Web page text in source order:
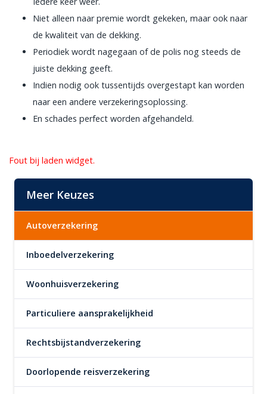
Niet alleen naar premie wordt gekeken, maar ook naar
de kwaliteit van de dekking.
Periodiek wordt nagegaan of de polis nog steeds de
juiste dekking geeft.
Indien nodig ook tussentijds overgestapt kan worden
naar een andere verzekeringsoplossing.
En schades perfect worden afgehandeld.
Fout bij laden widget.
Meer Keuzes
Autoverzekering
Inboedelverzekering
Woonhuisverzekering
Particuliere aansprakelijkheid
Rechtsbijstandverzekering
Doorlopende reisverzekering